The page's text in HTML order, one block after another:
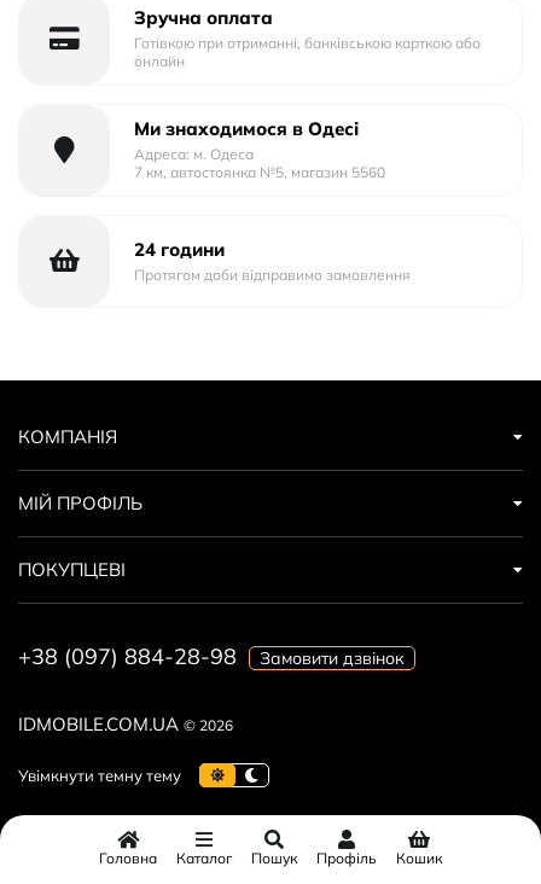
Зручна оплата
Готівкою при отриманні, банківською карткою або
онлайн
Ми знаходимося в Одесі
Адреса: м. Одеса
7 км, автостоянка №5, магазин 5560
24 години
Протягом доби відправимо замовлення
IDMOBILE.COM.UA © 2026
КОМПАНІЯ
МІЙ ПРОФІЛЬ
ПОКУПЦЕВІ
+38 (097) 884-28-98 Замовити дзвінок
Головна Каталог Пошук Профіль Кошик